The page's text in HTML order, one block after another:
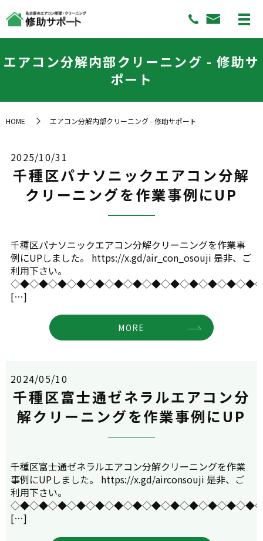
エアコン分解内部クリーニング - 修助サ
ポート
HOME エアコン分解内部クリーニング - 修助サポート
2025/10/31
千種区パナソニックエアコン分解
クリーニングを作業事例にUP
千種区パナソニックエアコン分解クリーニングを作業事
例にUPしました。 https://x.gd/air_con_osouji 是非、ご
利用下さい。
[…]
MORE
2024/05/10
千種区富士通ゼネラルエアコン分
解クリーニングを作業事例にUP
千種区富士通ゼネラルエアコン分解クリーニングを作業
事例にUPしました。 https://x.gd/airconsouji 是非、ご
利用下さい。
[…]